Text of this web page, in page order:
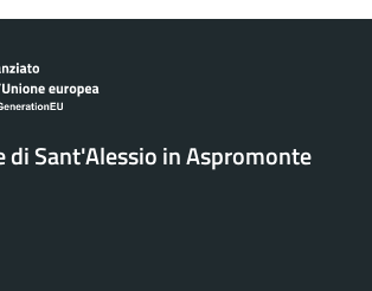
di Sant'Alessio in Aspromonte